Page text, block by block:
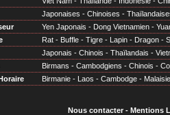
Japonaises - Chinoises -
Yen Japonais - Dong Vietnamien -
Rat - Buffle - Tigre - Lapin - Dragon -
Japonais - Chinois - Thaïlandais -
Birmans - Cambodgiens - Chinois -
Birmanie - Laos - Cambodge - Malaisie
Nous contacter- Mentions